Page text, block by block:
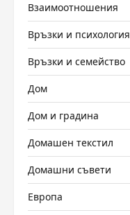
Взаимоотношения
Връзки и психология
Връзки и семейство
Дом
Дом и градина
Домашен текстил
Домашни съвети
Европа